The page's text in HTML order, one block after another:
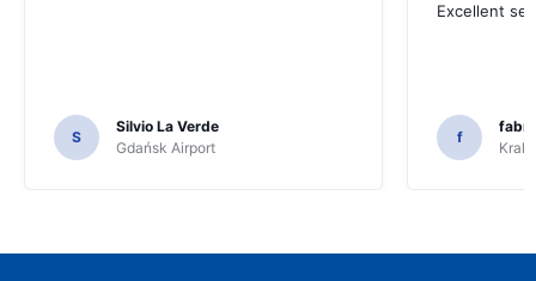
S
Silvio La Verde
Gdańsk Airport
Excellent
f